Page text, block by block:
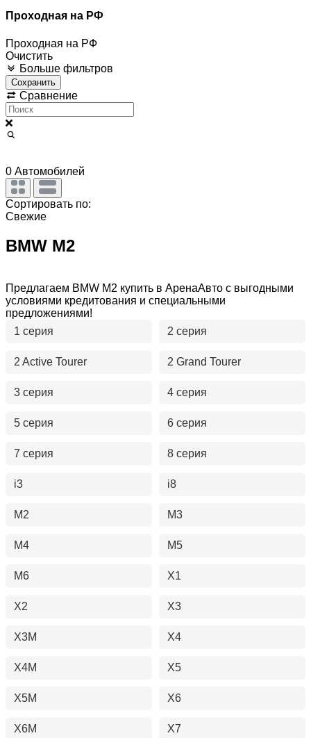
Проходная на РФ
Проходная на РФ
Очистить
Больше фильтров
Сохранить
Сравнение
0 Автомобилей
Сортировать по:
Свежие
BMW M2
Предлагаем BMW M2 купить в АренаАвто с выгодными
условиями кредитования и специальными
предложениями!
1 серия
2 серия
2 Active Tourer 2 Grand Tourer
3 серия 4 серия
5 серия 6 серия
7 серия 8 серия
i3 i8
M2 M3
M4 M5
M6 X1
X2 X3
X3M X4
X4M X5
X5M X6
X6M X7